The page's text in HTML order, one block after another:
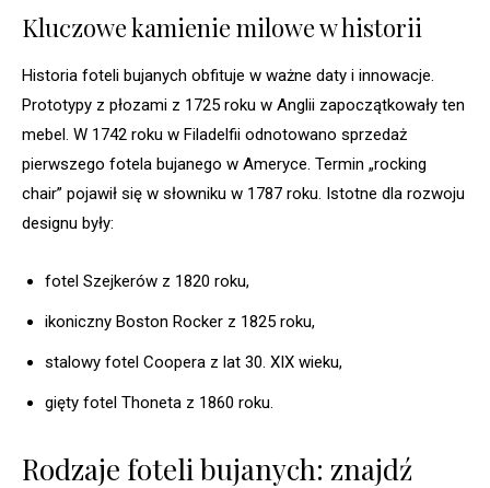
Kluczowe kamienie milowe w historii
Historia foteli bujanych obfituje w ważne daty i innowacje.
Prototypy z płozami z 1725 roku w Anglii zapoczątkowały ten
mebel. W 1742 roku w Filadelfii odnotowano sprzedaż
pierwszego fotela bujanego w Ameryce. Termin „rocking
chair” pojawił się w słowniku w 1787 roku. Istotne dla rozwoju
designu były:
fotel Szejkerów z 1820 roku,
ikoniczny Boston Rocker z 1825 roku,
stalowy fotel Coopera z lat 30. XIX wieku,
gięty fotel Thoneta z 1860 roku.
Rodzaje foteli bujanych: znajdź